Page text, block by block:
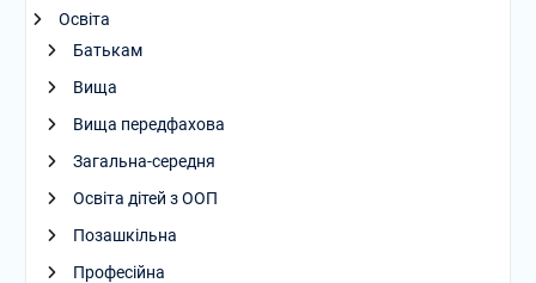
Освіта
Батькам
Вища
Вища передфахова
Загальна-середня
Освіта дітей з ООП
Позашкільна
Професійна